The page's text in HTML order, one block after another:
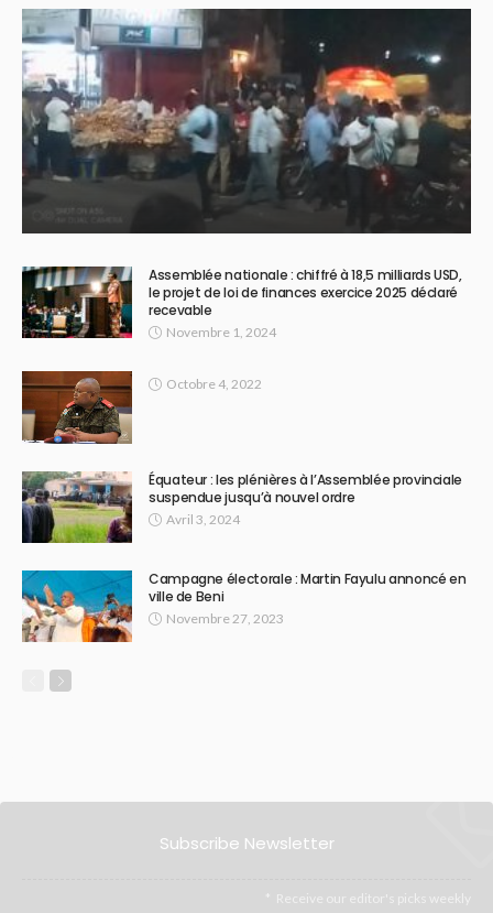
Assemblée nationale : chiffré à 18,5 milliards USD,
le projet de loi de finances exercice 2025 déclaré
recevable
Novembre 1, 2024
Octobre 4, 2022
Équateur : les plénières à l’Assemblée provinciale
suspendue jusqu’à nouvel ordre
Avril 3, 2024
Campagne électorale : Martin Fayulu annoncé en
ville de Beni
Novembre 27, 2023
Subscribe Newsletter
Receive our editor's picks weekly